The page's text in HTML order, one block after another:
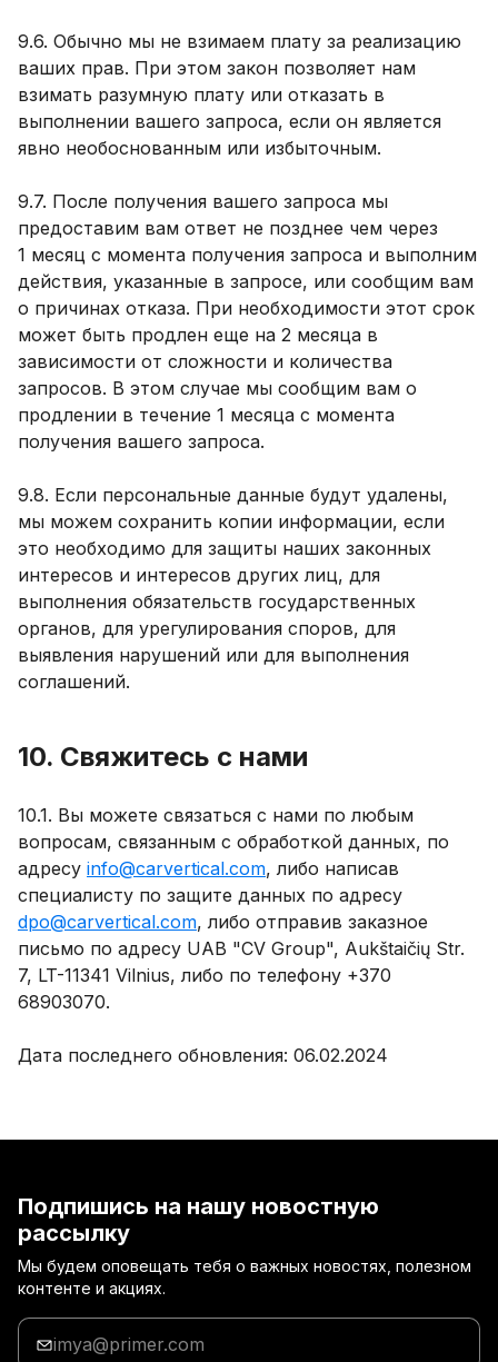
9.6. Обычно мы не взимаем плату за реализацию
ваших прав. При этом закон позволяет нам
взимать разумную плату или отказать в
выполнении вашего запроса, если он является
явно необоснованным или избыточным.
9.7. После получения вашего запроса мы
предоставим вам ответ не позднее чем через
1 месяц с момента получения запроса и выполним
действия, указанные в запросе, или сообщим вам
о причинах отказа. При необходимости этот срок
может быть продлен еще на 2 месяца в
зависимости от сложности и количества
запросов. В этом случае мы сообщим вам о
продлении в течение 1 месяца с момента
получения вашего запроса.
9.8. Если персональные данные будут удалены,
мы можем сохранить копии информации, если
это необходимо для защиты наших законных
интересов и интересов других лиц, для
выполнения обязательств государственных
органов, для урегулирования споров, для
выявления нарушений или для выполнения
соглашений.
10. Свяжитесь с нами
10.1. Вы можете связаться с нами по любым
вопросам, связанным с обработкой данных, по
адресу info@carvertical.com, либо написав
специалисту по защите данных по адресу
dpo@carvertical.com, либо отправив заказное
письмо по адресу UAB "CV Group", Aukštaičių Str.
7, LT-11341 Vilnius, либо по телефону +370
68903070.
Дата последнего обновления: 06.02.2024
Подпишись на нашу новостную
рассылку
Мы будем оповещать тебя о важных новостях, полезном
контенте и акциях.
Введи
адрес